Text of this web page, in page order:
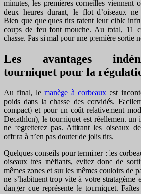
minutes, les premières corneilles viennent
deux heures durant, le flot d’oiseaux ne
Bien que quelques tirs ratent leur cible
coups de feu font mouche. Au total, 11
chasse. Pas si mal pour une première sortie
Les avantages
tourniquet pour la
Au final, lemanège à corbeaux est
poids dans la chasse des corvidés.
compact) et pour un coût relativement
Decathlon), le tourniquet est réellement un
ne regretterez pas. Attirant les oiseaux
offrira à n’en pas douter de jolis tirs.
Quelques conseils pour terminer : les
oiseaux très méfiants, évitez donc de
mêmes zones et sur les mêmes couloirs de
ne s’habituent trop vite à votre stratagème
danger que représente le tourniquet.